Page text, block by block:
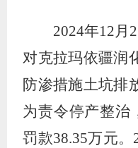
2024年12月
对克拉玛依疆润
防渗措施土坑排
为责令停产整治
罚款38.35万元。